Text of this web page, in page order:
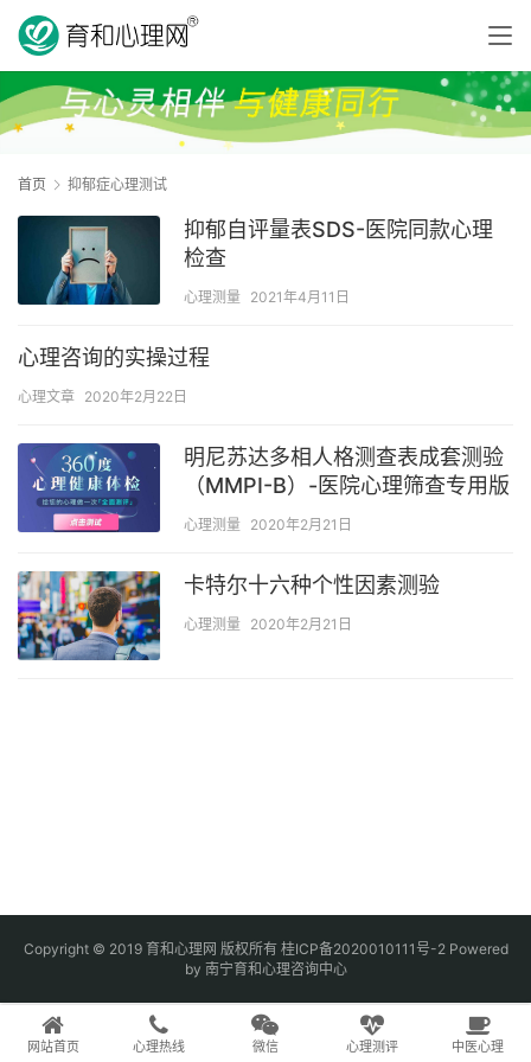
首页 抑郁症心理测试
抑郁自评量表SDS-医院同款心理
检查
心理测量 2021年4月11日
心理咨询的实操过程
心理文章 2020年2月22日
明尼苏达多相人格测查表成套测验
（MMPI-B）-医院心理筛查专用版
心理测量 2020年2月21日
卡特尔十六种个性因素测验
心理测量 2020年2月21日
Copyright © 2019 育和心理网 版权所有 桂ICP备2020010111号-2Powered
by 南宁育和心理咨询中心
网站首页 心理热线 微信 心理测评 中医心理